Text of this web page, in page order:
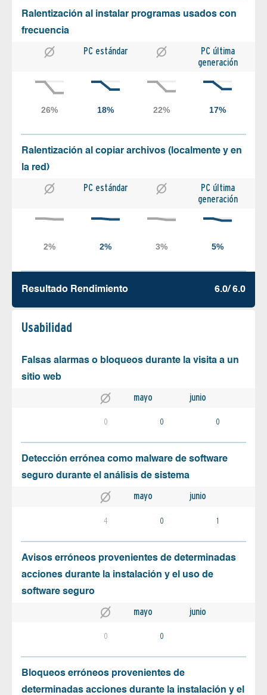
Ralentización al instalar programas usados con
frecuencia
PC estándar
PC última
generación
Ralentización al copiar archivos (localmente y en
la red)
PC estándar
PC última
generación
Resultado Rendimiento 6.0/ 6.0
Usabilidad
Falsas alarmas o bloqueos durante la visita a un
sitio web
mayo junio
0 0 0
Detección errónea como malware de software
seguro durante el análisis de sistema
mayo junio
4 0 1
Avisos erróneos provenientes de determinadas
acciones durante la instalación y el uso de
software seguro
mayo junio
0 0
Bloqueos erróneos provenientes de
determinadas acciones durante la instalación y el